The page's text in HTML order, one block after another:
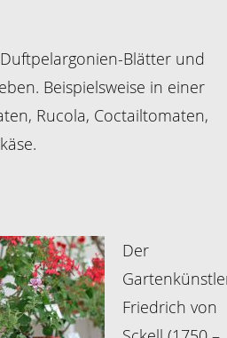
Blätter und
Beispielsweise in einer
Rucola, Coctailtomaten,
Der
Friedrich von